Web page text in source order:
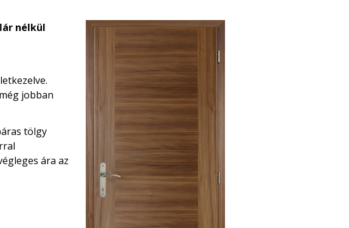
nélkül
jobban
tölgy
ára az